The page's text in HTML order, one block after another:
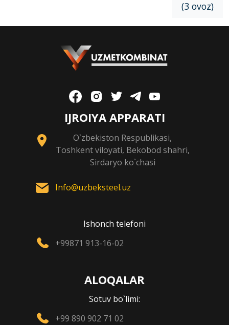
(3 ovoz)
IJROIYA APPARATI
O`zbekiston Respublikasi,
Toshkent viloyati, Bekobod shahri,
Sirdaryo ko`chasi
Info@uzbeksteel.uz
Ishonch telefoni
+99871 913-16-02
ALOQALAR
Sotuv bo`limi:
+99 890 902 71 02